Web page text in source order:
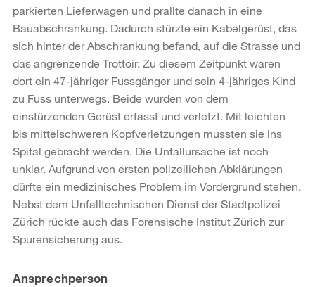
parkierten Lieferwagen und prallte danach in eine
Bauabschrankung. Dadurch stürzte ein Kabelgerüst, das
sich hinter der Abschrankung befand, auf die Strasse und
das angrenzende Trottoir. Zu diesem Zeitpunkt waren
dort ein 47-jähriger Fussgänger und sein 4-jähriges Kind
zu Fuss unterwegs. Beide wurden von dem
einstürzenden Gerüst erfasst und verletzt. Mit leichten
bis mittelschweren Kopfverletzungen mussten sie ins
Spital gebracht werden. Die Unfallursache ist noch
unklar. Aufgrund von ersten polizeilichen Abklärungen
dürfte ein medizinisches Problem im Vordergrund stehen.
Nebst dem Unfalltechnischen Dienst der Stadtpolizei
Zürich rückte auch das Forensische Institut Zürich zur
Spurensicherung aus.
Weitere
Ansprechperson